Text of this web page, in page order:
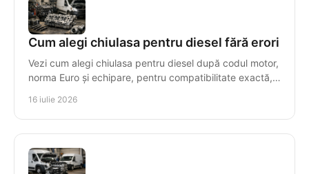
Cum alegi chiulasa pentru diesel fără erori
Vezi cum alegi chiulasa pentru diesel după codul motor,
norma Euro și echipare, pentru compatibilitate exactă,
16 iulie 2026